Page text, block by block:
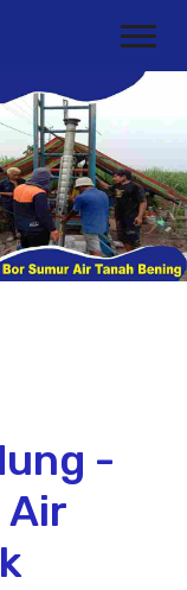
-
Air